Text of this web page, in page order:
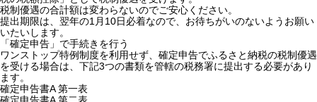
税制優遇の合計額は変わらないのでご安心ください。
提出期限は、翌年の1月10日必着なので、お待ちがいのないようお願い
いたいします。
「確定申告」で手続きを行う
ワンストップ特例制度を利用せず、確定申告でふるさと納税の税制優遇
を受ける場合は、下記3つの書類を管轄の税務署に提出する必要があり
ます。
確定申告書A 第一表
確定申告書A 第二表